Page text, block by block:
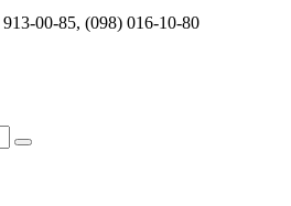
00-85, (098) 016-10-80